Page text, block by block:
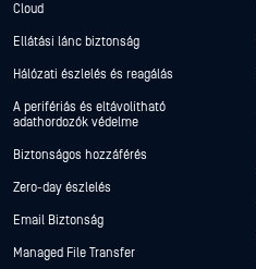
Cloud
Ellátási lánc biztonság
Hálózati észlelés és reagálás
A perifériás és eltávolítható
adathordozók védelme
Biztonságos hozzáférés
Zero-day észlelés
Email Biztonság
Managed File Transfer